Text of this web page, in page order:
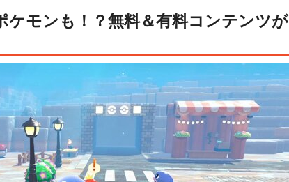
モンも！？無料＆有料コンテンツが